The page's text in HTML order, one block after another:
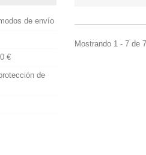
de envío
€
de
Mostrando 1 - 7 de